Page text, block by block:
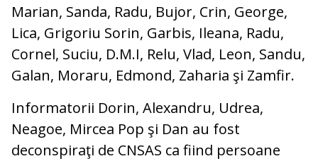
Marian, Sanda, Radu, Bujor, Crin, George,
Lica, Grigoriu Sorin, Garbis, Ileana, Radu,
Cornel, Suciu, D.M.I, Relu, Vlad, Leon, Sandu,
Galan, Moraru, Edmond, Zaharia şi Zamfir.
Informatorii Dorin, Alexandru, Udrea,
Neagoe, Mircea Pop şi Dan au fost
deconspiraţi de CNSAS ca fiind persoane